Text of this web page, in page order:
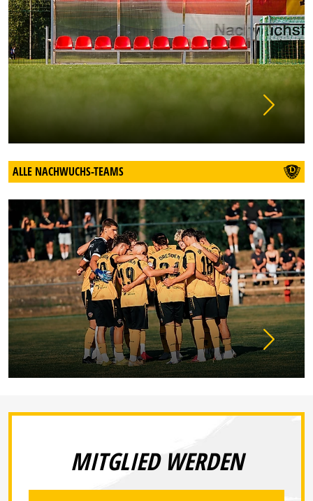
ALLE NACHWUCHS-TEAMS
MITGLIED WERDEN